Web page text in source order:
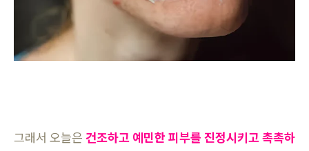
그래서 오늘은 건조하고 예민한 피부를 진정시키고 촉촉하